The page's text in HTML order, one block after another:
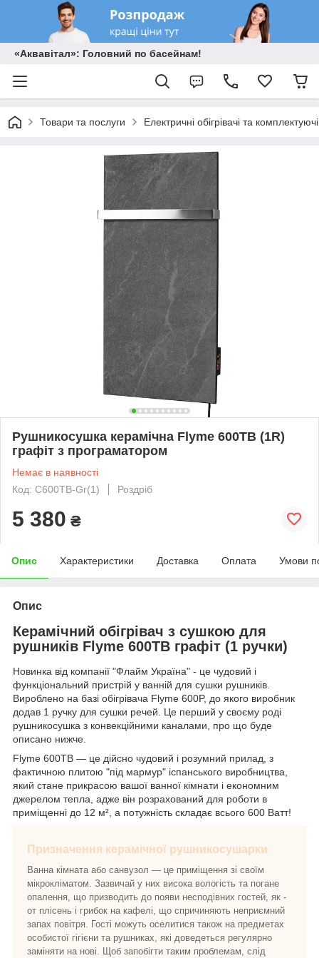
«Аквавітал»: Головний по басейнам!
Товари та послуги Електричні обігрівачі та комплектуючі
Рушникосушка керамічна Flyme 600TB (1R)
графіт з програматором
Немає в наявності
Код: C600TB-Gr(1)
Роздріб
5 380 ₴
Опис Характеристики Доставка Оплата Умови
Опис
Керамічний обігрівач з сушкою для
рушників Flyme 600TB графіт (1 ручки)
Новинка від компанії "Флайм Україна" - це чудовий і
функціональний пристрій у ванній для сушки рушників.
Вироблено на базі обігрівача Flyme 600P, до якого виробник
додав 1 ручку для сушки речей. Це перший у своєму роді
рушникосушка з конвекційними каналами, про що буде
описано нижче.
Flyme 600TB — це дійсно чудовий і розумний прилад, з
фактичною плитою "під мармур" іспанського виробництва,
який стане прикрасою вашої ванної кімнати і економним
джерелом тепла, адже він розрахований для роботи в
приміщенні до 12 м², а потужність складає всього 600 Ватт!
Призначення керамічної рушникосушарки
Ванна кімната або санвузол — це приміщення зі своїм
мікрокліматом. Зазвичай у них висока вологість та погане
опалення, що призводить до появи несподівних гостей, як -
от плісень і грибок на кафелі, що спричиняють неприємний
запах повітря. Гості можуть оселитися також на предметах
особистої гігієни та рушниках, які доведеться регулярно
заміняти на нові. Щоб запобігти таким проблемам, слід